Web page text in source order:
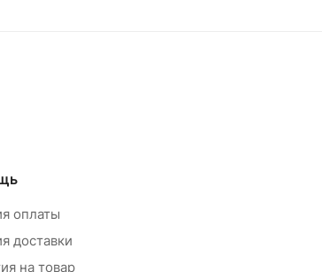
оплаты
доставки
на товар